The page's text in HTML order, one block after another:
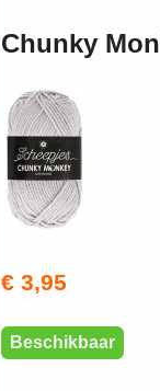
Chunky
€ 3,95
Beschikbaar